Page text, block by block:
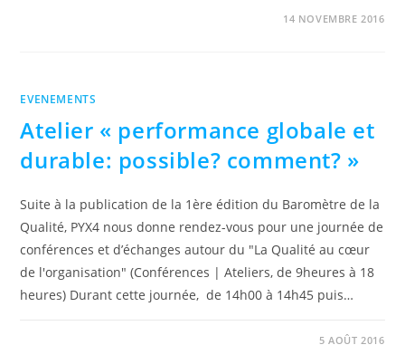
14 NOVEMBRE 2016
EVENEMENTS
Atelier « performance globale et
durable: possible? comment? »
Suite à la publication de la 1ère édition du Baromètre de la
Qualité, PYX4 nous donne rendez-vous pour une journée de
conférences et d’échanges autour du "La Qualité au cœur
de l'organisation" (Conférences | Ateliers, de 9heures à 18
heures) Durant cette journée, de 14h00 à 14h45 puis…
5 AOÛT 2016